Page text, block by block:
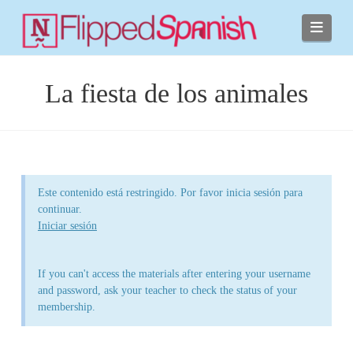
La fiesta de los animales
Este contenido está restringido. Por favor inicia sesión para
continuar.
Iniciar sesión
If you can't access the materials after entering your username
and password, ask your teacher to check the status of your
membership.